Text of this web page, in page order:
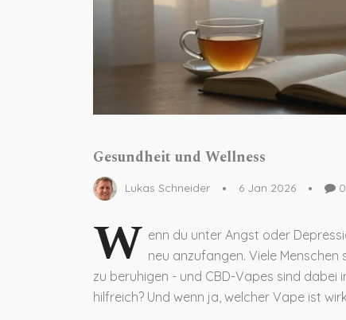
Gesundheit und Wellness
Lukas Schneider 6 Jan 2026 0
W enn du unter Angst oder
neu anzufangen. Viele
zu beruhigen - und CBD-Vapes sind dabei
hilfreich? Und wenn ja, welcher Vape ist